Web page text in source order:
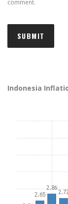
comment.
Indonesia